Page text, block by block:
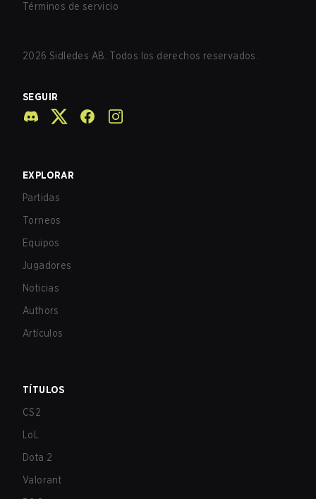
Términos de servicio
2026 Sidledes AB. Todos los derechos reservados.
SEGUIR
EXPLORAR
Partidas
Torneos
Equipos
Jugadores
Noticias
Authors
Artículos
TÍTULOS
CS2
LoL
Dota 2
Valorant